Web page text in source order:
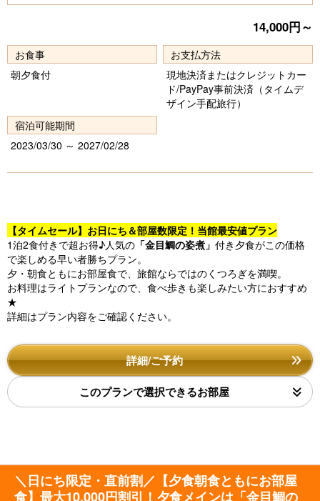
u
s
14,000円～
お食事
朝夕食付
お支払方法
現地決済またはクレジットカー
ド/PayPay事前決済（タイムデ
ザイン手配旅行）
宿泊可能期間
2023/03/30 ～ 2027/02/28
【タイムセール】お日にち＆部屋数限定！当館最安値プラン
1泊2食付きで超お得♪人気の 「金目鯛の姿煮」 付き夕食がこの価格
で楽しめる早い者勝ちプラン。
夕・朝食ともにお部屋食で、旅館ならではのくつろぎを満喫。
お料理はライトプランなので、食べ歩きも楽しみたい方におすすめ
★
詳細はプラン内容をご確認ください。
詳細/ご予約
このプランで選択できるお部屋
＼日にち限定・直前割／【夕食朝食ともにお部屋
食】最大10,000円割引！夕食メインは「金目鯛の